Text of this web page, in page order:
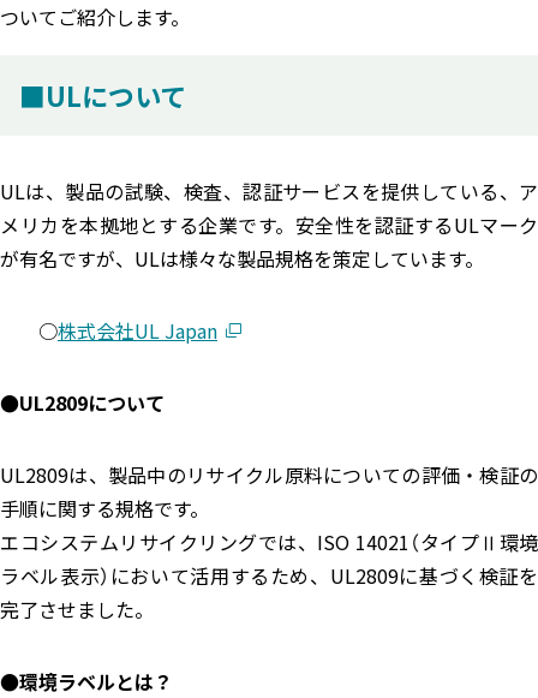
ついてご紹介します。
■ULについて
ULは、製品の試験、検査、認証サービスを提供している、ア
メリカを本拠地とする企業です。安全性を認証するULマーク
が有名ですが、ULは様々な製品規格を策定しています。
○株式会社UL Japan
●UL2809について
UL2809は、製品中のリサイクル原料についての評価・検証の
手順に関する規格です。
エコシステムリサイクリングでは、ISO 14021（タイプⅡ環境
ラベル表示）において活用するため、UL2809に基づく検証を
完了させました。
●環境ラベルとは？